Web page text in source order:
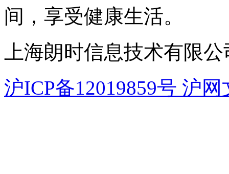
间，享受健康生活。
上海朗时信息技术有限
沪ICP备12019859号 沪